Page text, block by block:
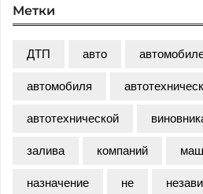
Метки
ДТП авто
автомобиля
автотехнической
залива
компаний
назначение
не